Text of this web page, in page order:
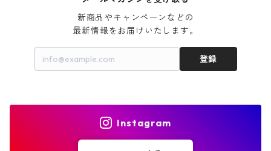
新商品やキャンペーンなどの
最新情報をお届けいたします。
登録
Instagram